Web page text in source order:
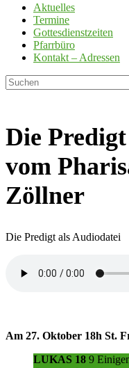
Aktuelles
Termine
Gottesdienstzeiten
Pfarrbüro
Kontakt – Adressen
Die
vom
Zöllner
Die Predigt als Audiodatei
Am 27. Oktober 18h St.
LUKAS 18 9